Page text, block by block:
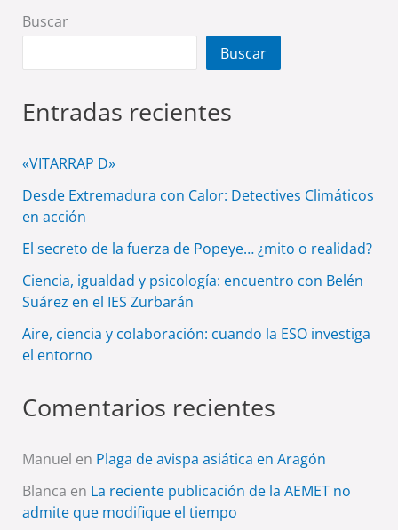
Buscar
Buscar
Entradas recientes
«VITARRAP D»
Desde Extremadura con Calor: Detectives Climáticos
en acción
El secreto de la fuerza de Popeye… ¿mito o realidad?
Ciencia, igualdad y psicología: encuentro con Belén
Suárez en el IES Zurbarán
Aire, ciencia y colaboración: cuando la ESO investiga
el entorno
Comentarios recientes
Manuel en Plaga de avispa asiática en Aragón
Blanca en La reciente publicación de la AEMET no
admite que modifique el tiempo